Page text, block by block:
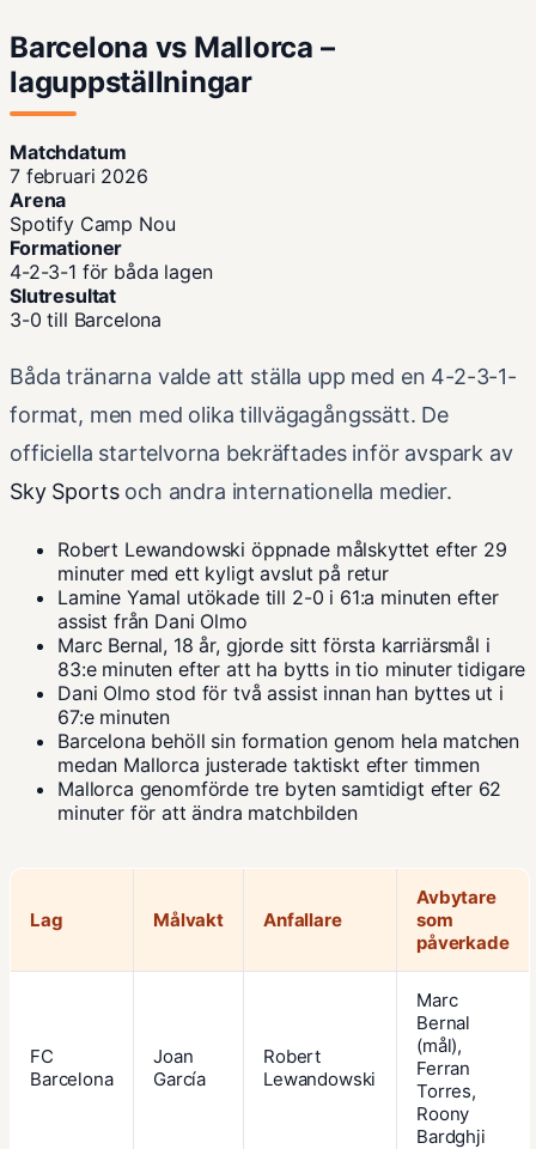
Barcelona vs Mallorca –
laguppställningar
Matchdatum
7 februari 2026
Arena
Spotify Camp Nou
Formationer
4-2-3-1 för båda lagen
Slutresultat
3-0 till Barcelona
Båda tränarna valde att ställa upp med en 4-2-3-1-
format, men med olika tillvägagångssätt. De
officiella startelvorna bekräftades inför avspark av
Sky Sportsoch andra internationella medier.
Robert Lewandowski öppnade målskyttet efter 29
minuter med ett kyligt avslut på retur
Lamine Yamal utökade till 2-0 i 61:a minuten efter
assist från Dani Olmo
Marc Bernal, 18 år, gjorde sitt första karriärsmål i
83:e minuten efter att ha bytts in tio minuter tidigare
Dani Olmo stod för två assist innan han byttes ut i
67:e minuten
Barcelona behöll sin formation genom hela matchen
medan Mallorca justerade taktiskt efter timmen
Mallorca genomförde tre byten samtidigt efter 62
minuter för att ändra matchbilden
Lag Målvakt Anfallare
Avbytare
som
påverkade
FC
Barcelona
Joan
García
Robert
Lewandowski
Marc
Bernal
(mål),
Ferran
Torres,
Roony
Bardghji